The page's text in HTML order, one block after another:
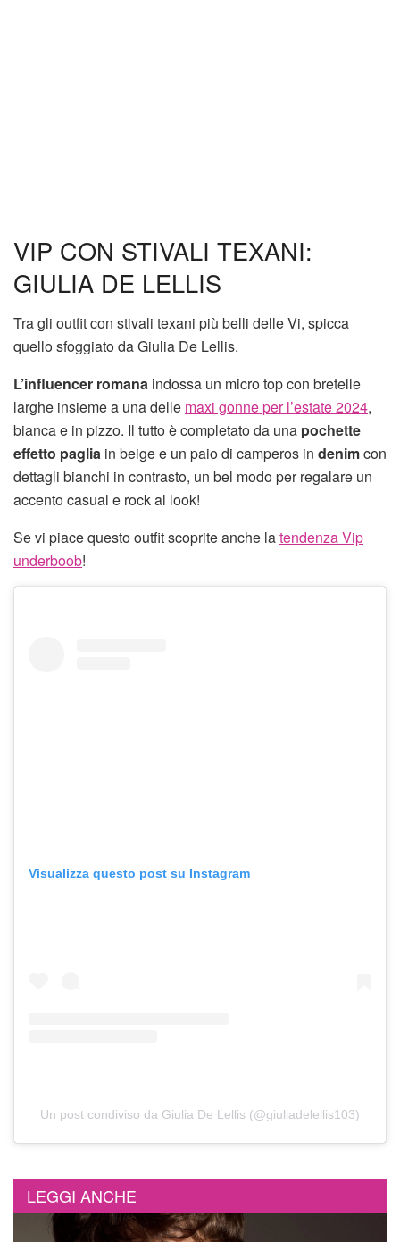
VIP CON STIVALI TEXANI:
GIULIA DE LELLIS
Tra gli outfit con stivali texani più belli delle Vi, spicca
quello sfoggiato da Giulia De Lellis.
L’influencer romana indossa un micro top con bretelle
larghe insieme a una delle maxi gonne per l’estate 2024,
bianca e in pizzo. Il tutto è completato da una pochette
effetto paglia in beige e un paio di camperos in denimcon
dettagli bianchi in contrasto, un bel modo per regalare un
accento casual e rock al look!
Se vi piace questo outfit scoprite anche latendenza Vip
underboob!
Visualizza questo post su Instagram
Un post condiviso da Giulia De Lellis (@giuliadelellis103)
LEGGI ANCHE